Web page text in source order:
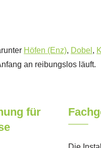
Höfen (Enz), Dobel ,
an reibungslos läuft.
für